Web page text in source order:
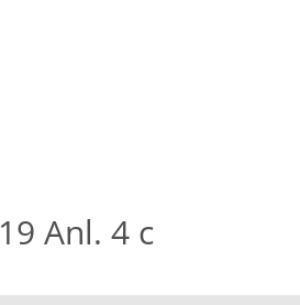
Anl. 4 c